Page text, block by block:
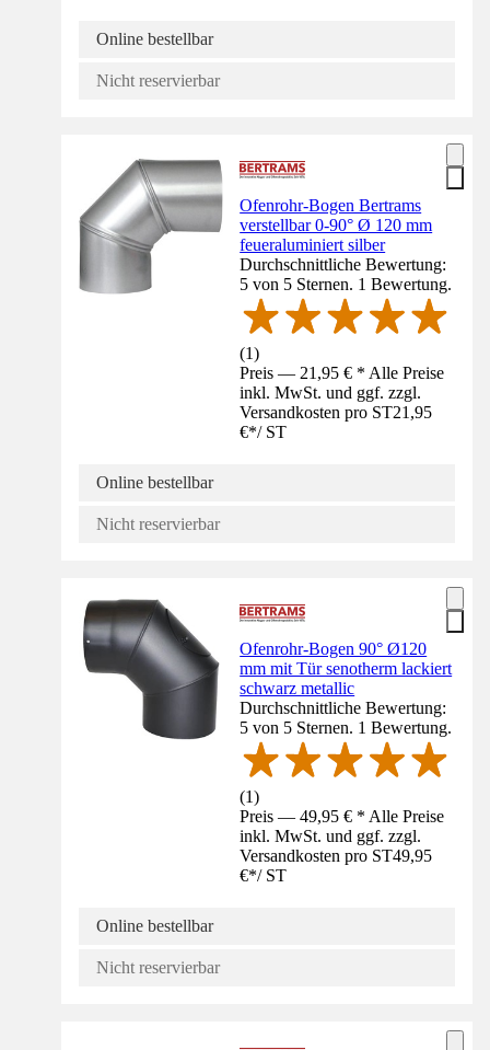
Online bestellbar
Nicht reservierbar
Ofenrohr-Bogen Bertrams
verstellbar 0-90° Ø 120 mm
feueraluminiert silber
Durchschnittliche Bewertung:
5 von 5 Sternen. 1 Bewertung.
(1)
Preis — 21,95 € * Alle Preise
inkl. MwSt. und ggf. zzgl.
Versandkosten pro ST21,95
€*/ ST
Online bestellbar
Nicht reservierbar
Ofenrohr-Bogen 90° Ø120
mm mit Tür senotherm lackiert
schwarz metallic
Durchschnittliche Bewertung:
5 von 5 Sternen. 1 Bewertung.
(1)
Preis — 49,95 € * Alle Preise
inkl. MwSt. und ggf. zzgl.
Versandkosten pro ST49,95
€*/ ST
Online bestellbar
Nicht reservierbar